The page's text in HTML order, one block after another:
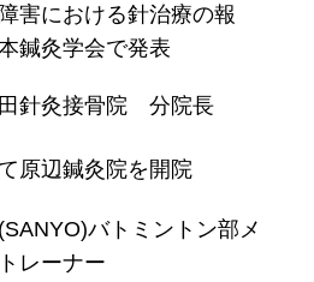
害における針治療の報
鍼灸学会で発表
田針灸接骨院 分院長
原辺鍼灸院を開院
バトミントン部メ
レーナー